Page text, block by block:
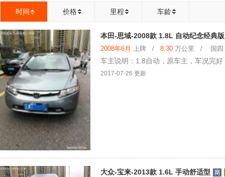
时间 价格 里程 车龄
本田-思域-2008款 1.8L 自动纪念经典版
2008年6月 上牌 / 8.30 万公里 / 国四 /
车主说明：1.8自动，原车主，车况完
2017-07-26 更新
大众-宝来-2013款 1.6L 手动舒适型